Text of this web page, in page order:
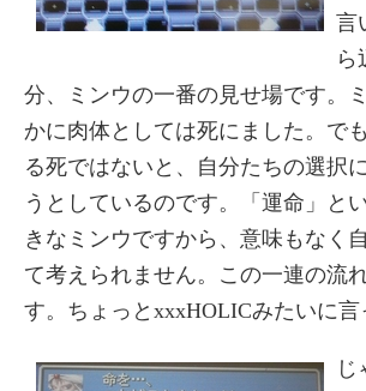
言
ら
分、ミンウの一番の見せ場です。
かに肉体としては死にました。で
る死ではないと、自分たちの選択
うとしているのです。「運命」と
きなミンウですから、意味もなく
て考えられません。この一連の流
す。ちょっとxxxHOLICみたいに言
じ